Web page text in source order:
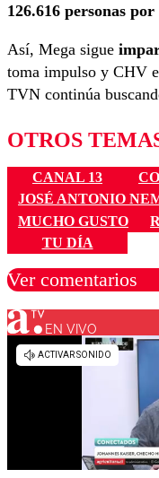
126.616 personas
Así, Mega sigue
toma impulso y CHV
TVN continúa
OTROS
CANAL 13
JOSÉ ANTONIO
MUCHO GUSTO
TU DÍA
Ver comentarios
Los comentarios
EN VIVO